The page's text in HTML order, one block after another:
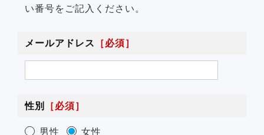
い番号をご記入ください。
メールアドレス ［必須］
性別 ［必須］
男性 女性